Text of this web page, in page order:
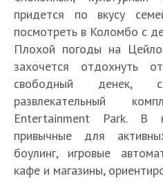
придется по вкусу
посмотреть в Коломбо с
Плохой погоды на
захочется отдохнуть
свободный денек,
развлекательный
Entertainment Park. В
привычные для
боулинг, игровые
кафе и магазины,